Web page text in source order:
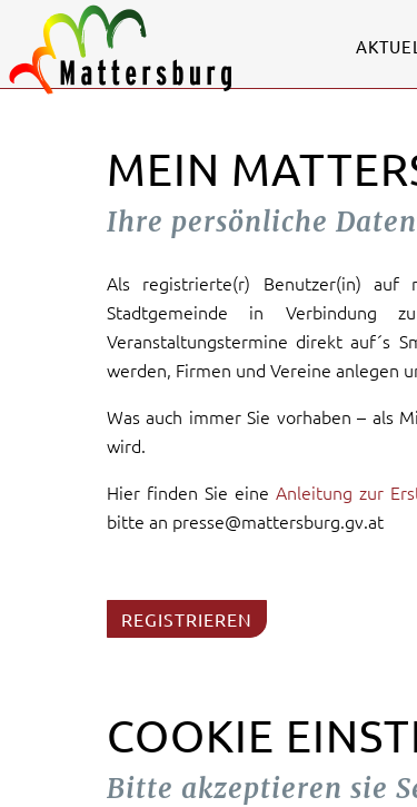
MEIN
Ihre persönliche
Als registrierte(r) Benutzer(in) auf
Stadtgemeinde in Verbindung
Veranstaltungstermine direkt auf´s
werden, Firmen und Vereine anlegen
Was auch immer Sie vorhaben – als
wird.
Hier finden Sie eineAnleitung zur
bitte an presse@mattersburg.gv.at
REGISTRIEREN
COOKIE
Bitte akzeptieren sie